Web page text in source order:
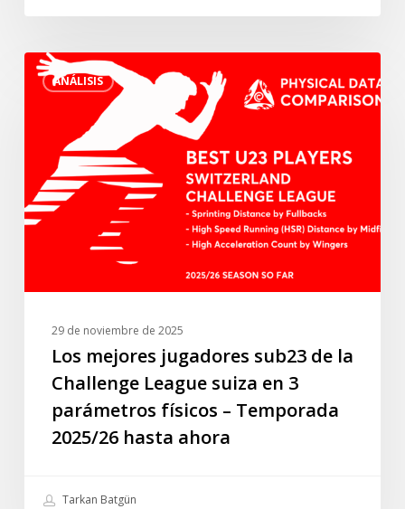
liga
turca”.ANÁLISIS
Los
mejores
Challenge
League
parámetros
Temporada
2025/26
hasta
29 de noviembre de 2025
Los mejores jugadores sub23 de la
Challenge League suiza en 3
parámetros físicos – Temporada
2025/26 hasta ahora
Tarkan Batgün